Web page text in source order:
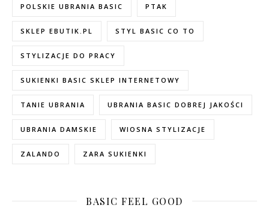
POLSKIE UBRANIA BASIC PTAK
SKLEP EBUTIK.PL STYL BASIC CO TO
STYLIZACJE DO PRACY
SUKIENKI BASIC SKLEP INTERNETOWY
TANIE UBRANIA UBRANIA BASIC DOBREJ JAKOŚCI
UBRANIA DAMSKIE WIOSNA STYLIZACJE
ZALANDO ZARA SUKIENKI
BASIC FEEL GOOD